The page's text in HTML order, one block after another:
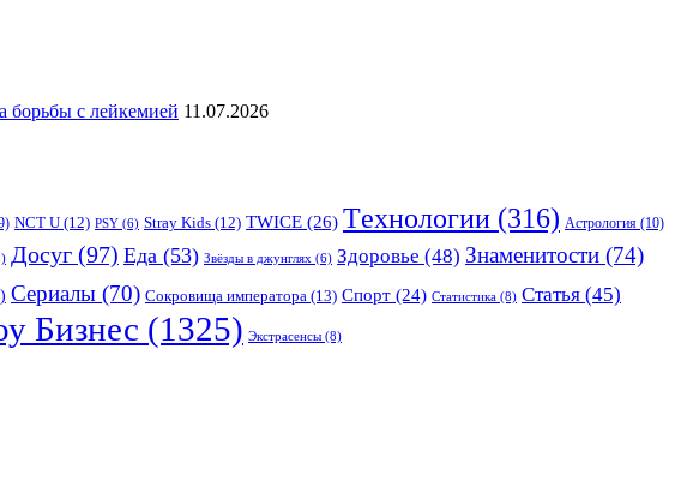
борьбы с лейкемией 11.07.2026
NCT U (12) PSY (6) Stray Kids (12) TWICE (26) Tехнологии (316) Астрология (10)
Досуг (97) Еда (53) Звёзды в джунглях (6) Здоровье (48) Знаменитости (74)
Сериалы (70) Сокровища императора (13) Спорт (24) Статистика (8) Статья (45)
Бизнес (1325) Экстрасенсы (8)